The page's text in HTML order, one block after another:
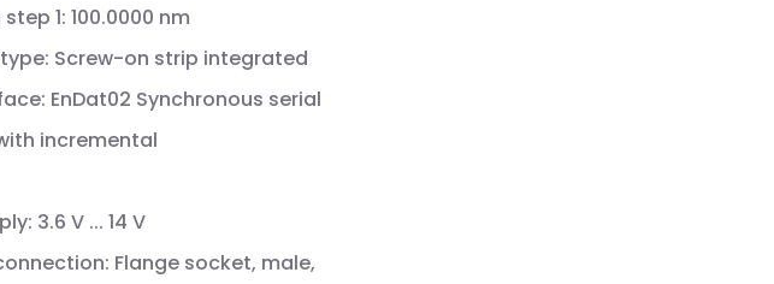
1: 100.0000 nm
Screw-on strip integrated
EnDat02 Synchronous serial
incremental
3.6 V ... 14 V
Flange socket, male,